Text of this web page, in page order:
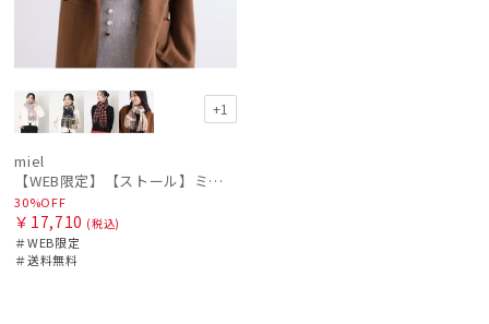
マフラー・ストール・スカーフ
帽子
その他
カラー
売上点数順
お気に入り
+1
miel
【WEB限定】【ストール】ミエル(miel) カシミヤ100％ チェック ストール レディース メンズ ウォッシャブル 洗えるカシミヤ
30%OFF
￥17,710 (税込)
＃WEB限定
＃送料無料